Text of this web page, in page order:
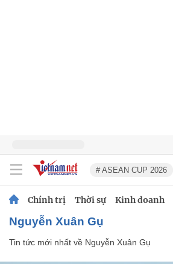
# ASEAN CUP 2026
Chính trị Thời sự Kinh doanh
Nguyễn Xuân Gụ
Tin tức mới nhất về Nguyễn Xuân Gụ